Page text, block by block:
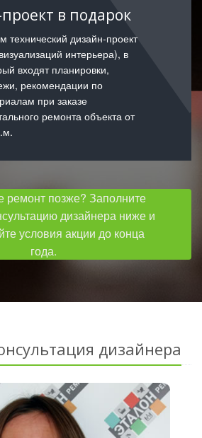
в подарок
технический дизайн-проект
интерьера), в
входят планировки,
рекомендации по
при заказе
ремонта объекта от
ремонт позже? Заполните
дизайнера ниже и
условия акции до конца
года.
дизайнера